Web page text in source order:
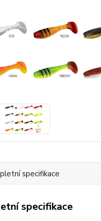
specifikace
specifikace